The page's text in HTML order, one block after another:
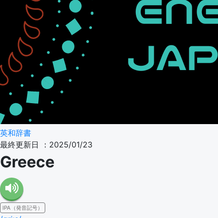
英和辞書
最終更新日 ：2025/01/23
Greece
IPA（発音記号）